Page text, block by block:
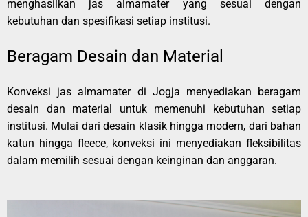
menghasilkan jas almamater yang sesuai dengan
kebutuhan dan spesifikasi setiap institusi.
Beragam Desain dan Material
Konveksi jas almamater di Jogja menyediakan beragam
desain dan material untuk memenuhi kebutuhan setiap
institusi. Mulai dari desain klasik hingga modern, dari bahan
katun hingga fleece, konveksi ini menyediakan fleksibilitas
dalam memilih sesuai dengan keinginan dan anggaran.